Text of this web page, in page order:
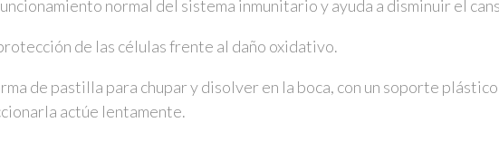
normal del sistema inmunitario y ayuda a disminuir el
de las células frente al daño oxidativo.
de pastilla para chupar y disolver en la boca, con un soporte
actúe lentamente.